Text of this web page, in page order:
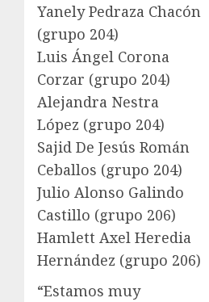
Yanely Pedraza Chacón
(grupo 204)
Luis Ángel Corona
Corzar (grupo 204)
Alejandra Nestra
López (grupo 204)
Sajid De Jesús Román
Ceballos (grupo 204)
Julio Alonso Galindo
Castillo (grupo 206)
Hamlett Axel Heredia
Hernández (grupo 206)
“Estamos muy